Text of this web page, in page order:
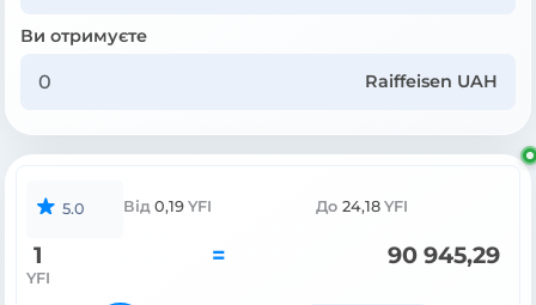
Ви отримуєте
Raiffeisen UAH
5.0 Від 0,19 YFI До 24,18 YFI
1
YFI
= 90 945,29